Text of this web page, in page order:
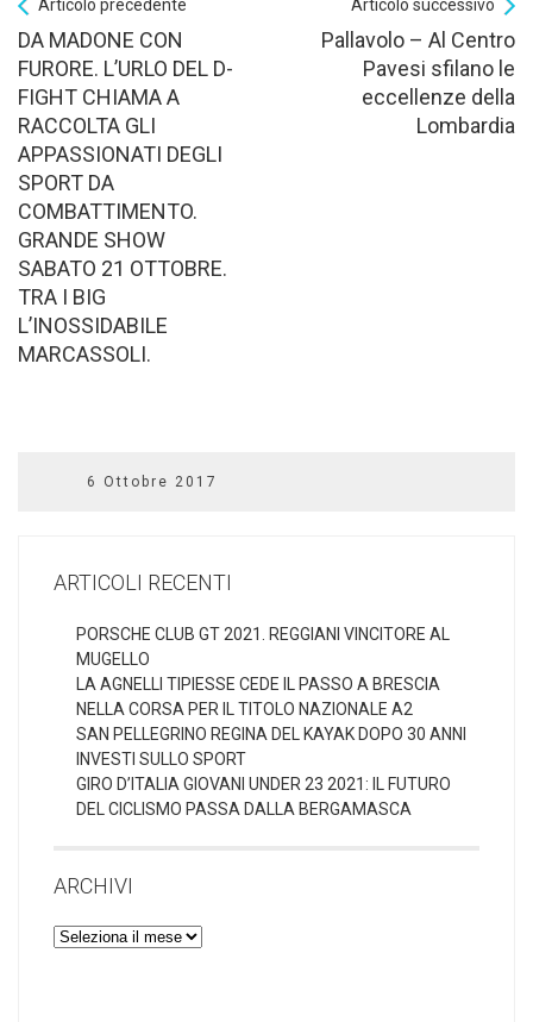
Articolo precedente
DA MADONE CON
FURORE. L’URLO DEL D-
FIGHT CHIAMA A
RACCOLTA GLI
APPASSIONATI DEGLI
SPORT DA
COMBATTIMENTO.
GRANDE SHOW
SABATO 21 OTTOBRE.
TRA I BIG
L’INOSSIDABILE
MARCASSOLI.
Articolo successivo
Pallavolo – Al Centro
Pavesi sfilano le
eccellenze della
Lombardia
6 Ottobre 2017
ARTICOLI RECENTI
PORSCHE CLUB GT 2021. REGGIANI VINCITORE AL
MUGELLO
LA AGNELLI TIPIESSE CEDE IL PASSO A BRESCIA
NELLA CORSA PER IL TITOLO NAZIONALE A2
SAN PELLEGRINO REGINA DEL KAYAK DOPO 30 ANNI
INVESTI SULLO SPORT
GIRO D’ITALIA GIOVANI UNDER 23 2021: IL FUTURO
DEL CICLISMO PASSA DALLA BERGAMASCA
ARCHIVI
Archivi